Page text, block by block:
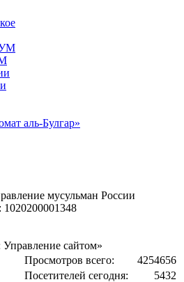
аль-Булгар»
мусульман России
сайтом»
Просмотров всего:
4254656
Посетителей сегодня:
5432